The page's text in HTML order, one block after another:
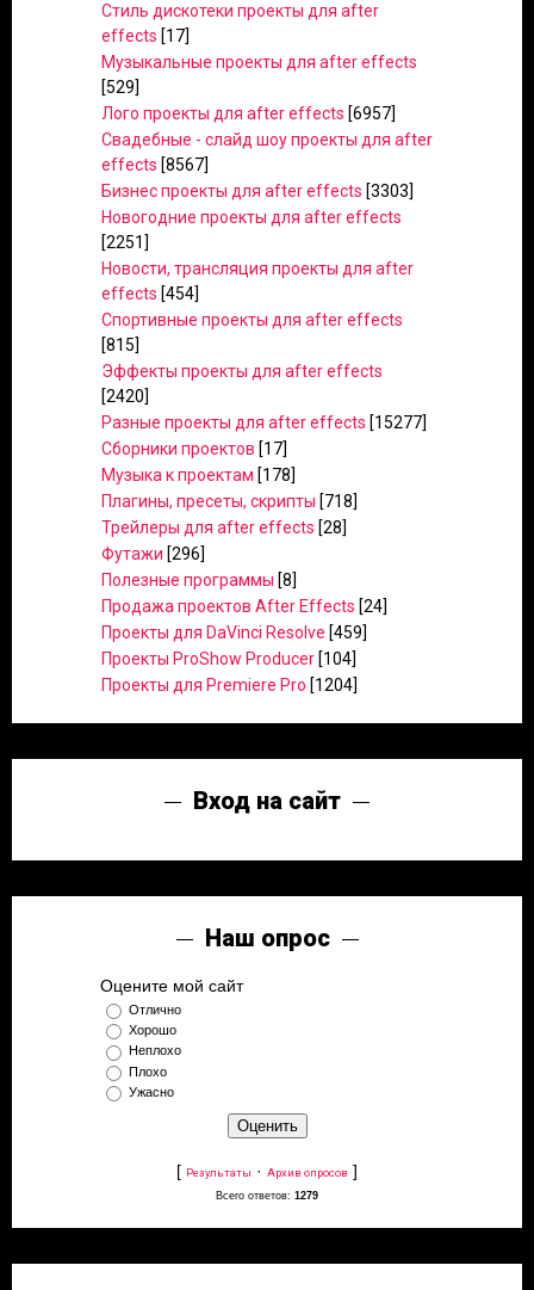
Стиль дискотеки проекты для after
effects [17]
Музыкальные проекты для after effects
[529]
Лого проекты для after effects [6957]
Свадебные - слайд шоу проекты для after
effects [8567]
Бизнес проекты для after effects [3303]
Новогодние проекты для after effects
[2251]
Новости, трансляция проекты для after
effects [454]
Спортивные проекты для after effects
[815]
Эффекты проекты для after effects
[2420]
Разные проекты для after effects [15277]
Сборники проектов [17]
Музыка к проектам [178]
Плагины, пресеты, скрипты [718]
Трейлеры для after effects [28]
Футажи [296]
Полезные программы [8]
Продажа проектов After Effects [24]
Проекты для DaVinci Resolve [459]
Проекты ProShow Producer [104]
Проекты для Premiere Pro [1204]
Вход на сайт
Наш опрос
Оцените мой сайт
Отлично
Хорошо
Неплохо
Плохо
Ужасно
[ Результаты · Архив опросов ]
Всего ответов: 1279